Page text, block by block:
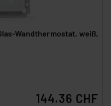
Wandthermostat, weiß,
144.36 CHF